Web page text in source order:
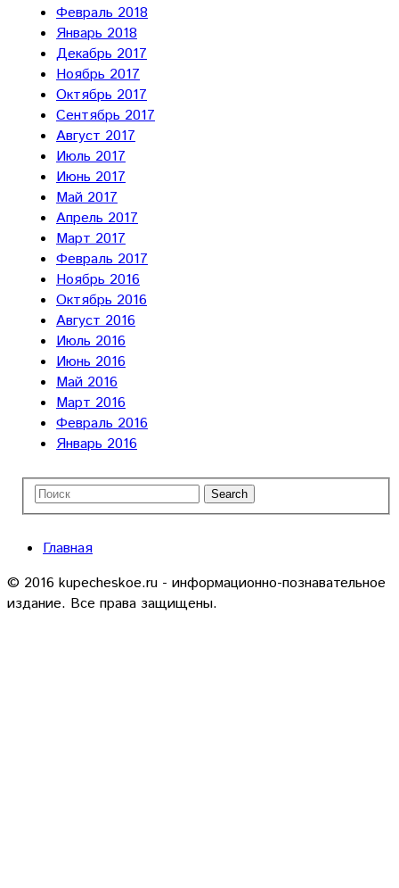
Февраль 2018
Январь 2018
Декабрь 2017
Ноябрь 2017
Октябрь 2017
Сентябрь 2017
Август 2017
Июль 2017
Июнь 2017
Май 2017
Апрель 2017
Март 2017
Февраль 2017
Ноябрь 2016
Октябрь 2016
Август 2016
Июль 2016
Июнь 2016
Май 2016
Март 2016
Февраль 2016
Январь 2016
Главная
© 2016 kupecheskoe.ru - информационно-познавательное
издание. Все права защищены.